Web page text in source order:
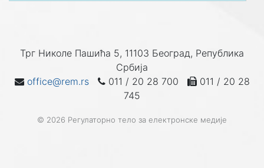
Трг Николе Пашића 5, 11103 Београд, Република
Србија
office@rem.rs
011 / 20 28 700
011 / 20 28
745
© 2026 Регулаторно тело за електронске медије